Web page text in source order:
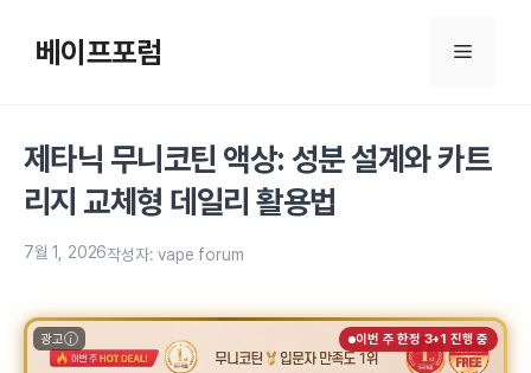
베이프포럼 메
제타닉 무니코틴 액상: 성분 설계와 카트
리지 교체형 데일리 활용법
7월 1, 2026작성자:vape forum
광고 이번 주 한정 3+1 진행 중